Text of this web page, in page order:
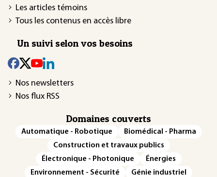
Les articles témoins
Tous les contenus en accès libre
Un suivi selon vos besoins
Nos newsletters
Nos flux RSS
Domaines couverts
Automatique - Robotique
Biomédical - Pharma
Construction et travaux publics
Électronique - Photonique
Énergies
Environnement - Sécurité
Génie industriel